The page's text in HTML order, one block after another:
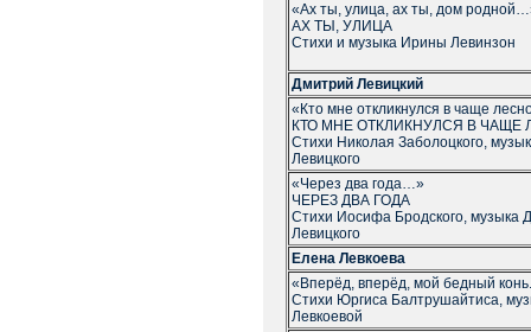
«Ах ты, улица, ах ты, дом
АХ ТЫ, УЛИЦА
Стихи и музыка Ирины Левинзон
Дмитрий Левицкий
«Кто мне откликнулся в чаще
КТО МНЕ ОТКЛИКНУЛСЯ В ЧАЩЕ
Стихи Николая Заболоцкого,
Левицкого
«Через два года…»
ЧЕРЕЗ ДВА ГОДА
Стихи Иосифа Бродского, музыка
Левицкого
Елена Левкоева
«Вперёд, вперёд, мой бедный
Стихи Юргиса Балтрушайтиса,
Левкоевой